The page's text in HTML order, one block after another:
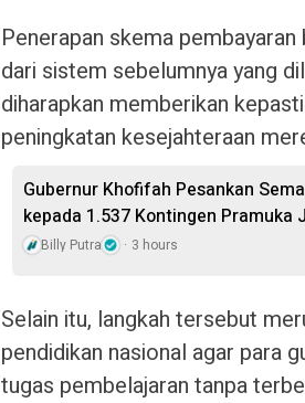
Penerapan skema
dari sistem sebelumnya yang
diharapkan memberikan
peningkatan kesejahteraan
Gubernur Khofifah Pesankan
kepada 1.537 Kontingen Pramuka
Billy Putra 3 hours
Selain itu, langkah tersebut
pendidikan nasional agar para
tugas pembelajaran tanpa